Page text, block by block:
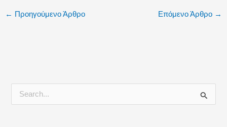
e
k
er α
ε
← Προηγούμενο Άρθρο Επόμενο Άρθρο →